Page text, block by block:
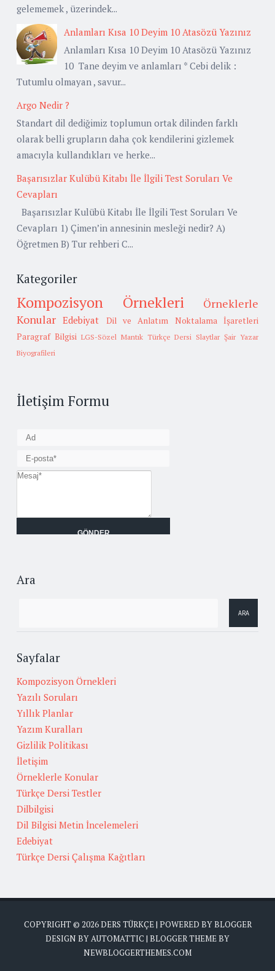
gelememek , üzerindek...
Anlamları Kısa 10 Deyim 10 Atasözü Yazınız
Anlamları Kısa 10 Deyim 10 Atasözü Yazınız
10 Tane deyim ve anlamları * Cebi delik :
Tutumlu olmayan , savur...
Argo Nedir ?
Standart dil dediğimiz toplumun ortak dilinden farklı
olarak belli grupların daha çok kendilerini gizlemek
amacıyla kullandıkları ve herke...
Başarısızlar Kulübü Kitabı İle İlgili Test Soruları Ve
Cevapları
Başarısızlar Kulübü Kitabı İle İlgili Test Soruları Ve
Cevapları 1) Çimen’in annesinin mesleği nedir? A)
Öğretmen B) Tur rehberi C...
Kategoriler
Kompozisyon Örnekleri
Örneklerle
Konular Edebiyat Dil ve Anlatım
Noktalama İşaretleri
Paragraf Bilgisi LGS-Sözel Mantık Türkçe Dersi Slaytlar Şair Yazar
Biyografileri
İletişim Formu
Ara
Sayfalar
Kompozisyon Örnekleri
Yazılı Soruları
Yıllık Planlar
Yazım Kuralları
Gizlilik Politikası
İletişim
Örneklerle Konular
Türkçe Dersi Testler
Dilbilgisi
Dil Bilgisi Metin İncelemeleri
Edebiyat
Türkçe Dersi Çalışma Kağıtları
COPYRIGHT © 2026DERS TÜRKÇE| POWERED BYBLOGGER
DESIGN BYAUTOMATTIC | BLOGGER THEME BY
NEWBLOGGERTHEMES.COM